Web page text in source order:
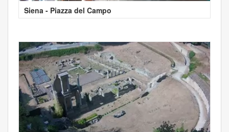
Siena - Piazza del Campo